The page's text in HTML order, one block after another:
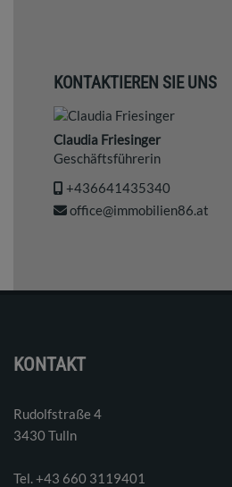
KONTAKTIEREN SIE UNS
Claudia Friesinger
Geschäftsführerin
+436641435340
office@immobilien86.at
KONTAKT
Rudolfstraße 4
3430 Tulln
Tel. ‭+43 660 3119401‬